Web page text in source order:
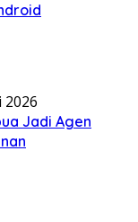
2026
Jadi Agen